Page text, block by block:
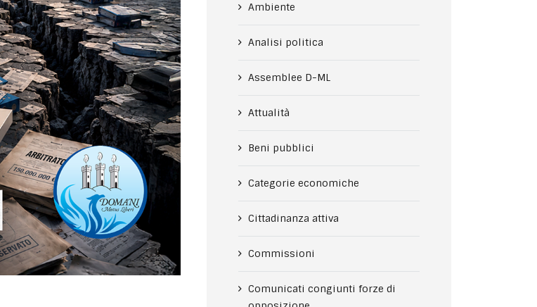
Ambiente
Analisi politica
Assemblee D-ML
Attualità
Beni pubblici
Categorie economiche
Cittadinanza attiva
Commissioni
Comunicati congiunti forze di